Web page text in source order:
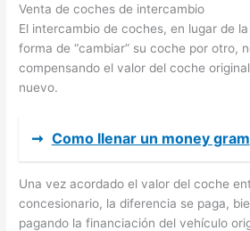
Venta de coches de intercambio
El intercambio de coches, en lugar de
forma de “cambiar” su coche por otro,
compensando el valor del coche
nuevo.
➞ Como llenar un money gram
Una vez acordado el valor del coche
concesionario, la diferencia se paga,
pagando la financiación del vehículo